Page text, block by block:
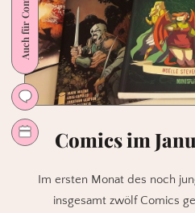
Comics im
Im ersten Monat des noch
insgesamt zwölf Comics